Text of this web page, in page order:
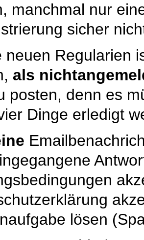
manchmal nur
sicher
neuen Regularien
als
posten, denn es
Dinge erledigt
lösen